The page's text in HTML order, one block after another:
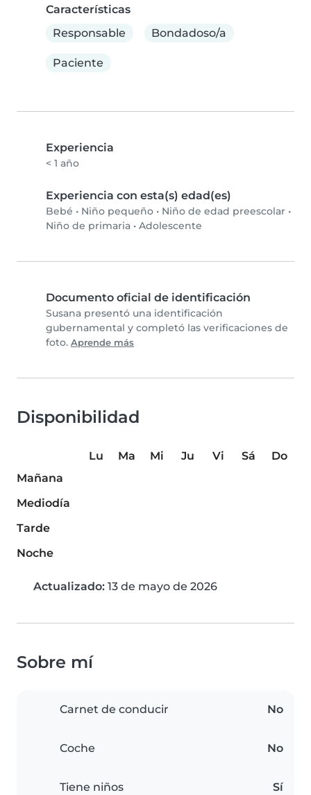
Características
Responsable
Bondadoso/a
Paciente
Experiencia
< 1 año
Experiencia con esta(s) edad(es)
Bebé • Niño pequeño • Niño de edad preescolar •
Niño de primaria • Adolescente
Documento oficial de identificación
Susana presentó una identificación
gubernamental y completó las verificaciones de
foto. Aprende más
Disponibilidad
Lu Ma Mi Ju Vi Sá
Do
Mañana
Mediodía
Tarde
Noche
Actualizado: 13 de mayo de 2026
Sobre mí
Carnet de conducir No
Coche No
Tiene niños Sí